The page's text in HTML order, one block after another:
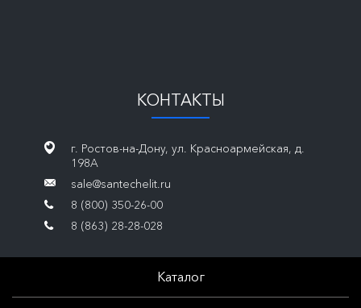
КОНТАКТЫ
г. Ростов-на-Дону, ул. Красноармейская, д.
198А
sale@santechelit.ru
8 (800) 350-26-00
8 (863) 28-28-028
Каталог